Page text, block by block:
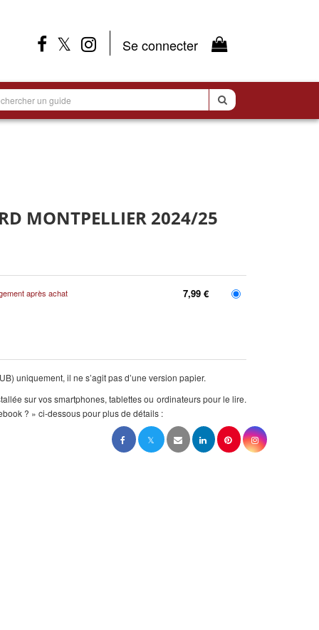
Se connecter
SUR
LE
MONTPELLIER 2024/25
après achat 7,99 €
uniquement, il ne s’agit pas d’une version papier.
sur vos smartphones, tablettes ou ordinateurs pour le lire.
? » ci-dessous pour plus de détails :